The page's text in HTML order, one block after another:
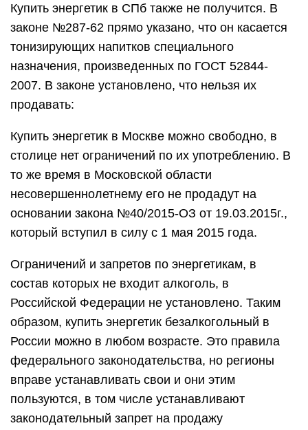
Купить энергетик в СПб также не получится. В
законе №287-62 прямо указано, что он касается
тонизирующих напитков специального
назначения, произведенных по ГОСТ 52844-
2007. В законе установлено, что нельзя их
продавать:
Купить энергетик в Москве можно свободно, в
столице нет ограничений по их употреблению. В
то же время в Московской области
несовершеннолетнему его не продадут на
основании закона №40/2015-ОЗ от 19.03.2015г.,
который вступил в силу с 1 мая 2015 года.
Ограничений и запретов по энергетикам, в
состав которых не входит алкоголь, в
Российской Федерации не установлено. Таким
образом, купить энергетик безалкогольный в
России можно в любом возрасте. Это правила
федерального законодательства, но регионы
вправе устанавливать свои и они этим
пользуются, в том числе устанавливают
законодательный запрет на продажу